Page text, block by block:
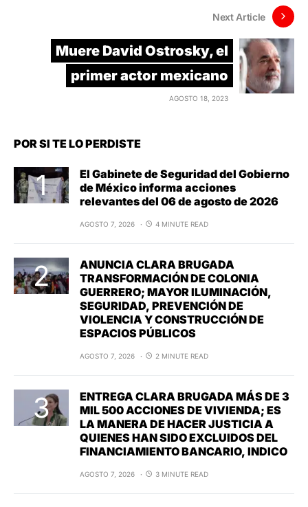
Next Article
Muere David Ostrosky, el
primer actor mexicano
AGOSTO 18, 2023
POR SI TE LO PERDISTE
El Gabinete de Seguridad del Gobierno
de México informa acciones
relevantes del 06 de agosto de 2026
AGOSTO 7, 2026 4 MINUTE READ
ANUNCIA CLARA BRUGADA
TRANSFORMACIÓN DE COLONIA
GUERRERO; MAYOR ILUMINACIÓN,
SEGURIDAD, PREVENCIÓN DE
VIOLENCIA Y CONSTRUCCIÓN DE
ESPACIOS PÚBLICOS
AGOSTO 7, 2026 2 MINUTE READ
ENTREGA CLARA BRUGADA MÁS DE 3
MIL 500 ACCIONES DE VIVIENDA; ES
LA MANERA DE HACER JUSTICIA A
QUIENES HAN SIDO EXCLUIDOS DEL
FINANCIAMIENTO BANCARIO, INDICO
AGOSTO 7, 2026 3 MINUTE READ